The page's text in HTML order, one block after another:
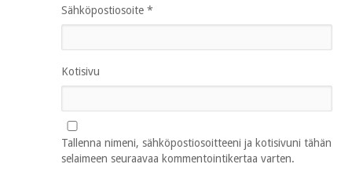
Sähköpostiosoite *
Kotisivu
Tallenna nimeni, sähköpostiosoitteeni ja kotisivuni tähän
selaimeen seuraavaa kommentointikertaa varten.